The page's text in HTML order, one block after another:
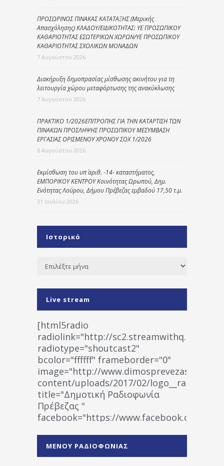
ΠΡΟΣΩΡΙΝΟΣ ΠΙΝΑΚΑΣ ΚΑΤΑΤΑΞΗΣ (Μερικής
Απασχόλησης) ΚΛΑΔΟΥ/ΕΙΔΙΚΟΤΗΤΑΣ: ΥΕ ΠΡΟΣΩΠΙΚΟΥ
ΚΑΘΑΡΙΟΤΗΤΑΣ ΕΣΩΤΕΡΙΚΩΝ ΧΩΡΩΝ/ΥΕ ΠΡΟΣΩΠΙΚΟΥ
ΚΑΘΑΡΙΟΤΗΤΑΣ ΣΧΟΛΙΚΩΝ ΜΟΝΑΔΩΝ
7 Αυγούστου 2026
Διακήρυξη δημοπρασίας μίσθωσης ακινήτου για τη
λειτουργία χώρου μεταφόρτωσης της ανακύκλωσης
7 Αυγούστου 2026
ΠΡΑΚΤΙΚΟ 1/2026ΕΠΙΤΡΟΠΗΣ ΓΙΑ ΤΗΝ ΚΑΤΑΡΤΙΣΗ ΤΩΝ
ΠΙΝΑΚΩΝ ΠΡΟΣΛΗΨΗΣ ΠΡΟΣΩΠΙΚΟΥ ΜΕΣΥΜΒΑΣΗ
ΕΡΓΑΣΙΑΣ ΟΡΙΣΜΕΝΟΥ ΧΡΟΝΟΥ ΣΟΧ 1/2026
6 Αυγούστου 2026
Εκμίσθωση του υπ΄ αριθ. -14- καταστήματος,
ΕΜΠΟΡΙΚΟΥ ΚΕΝΤΡΟΥ Κοινότητας Ωρωπού, Δημ.
Ενότητας Λούρου, Δήμου Πρέβεζας εμβαδού 17,50 τ.μ.
31 Ιουλίου 2026
Ιστορικό
Ιστορικό
Live stream
[html5radio
radiolink="http://
radiotype="shoutcast2"
bcolor="ffffff" frameborder="0"
image="http://www.dimosprevezas.gr/wp-
content/uploads/2017/02/
title="Δημοτική Ραδιοφωνία
Πρέβεζας "
facebook="https://www.facebook.com/
1531194763766854/" artist="" ]
ΜΕΝΟΥ ΡΑΔΙΟΦΩΝΙΑΣ